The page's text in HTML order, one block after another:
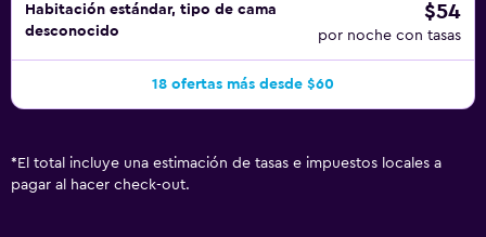
Habitación estándar, tipo de cama
desconocido
$54
por noche con tasas
18 ofertas más desde $60
* El total incluye una estimación de tasas e impuestos locales a
pagar al hacer check-out.